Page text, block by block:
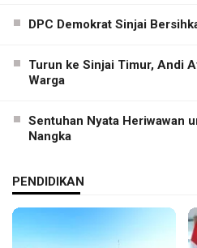
DPC Demokrat Sinjai
Turun ke Sinjai Timur, Andi
Warga
Sentuhan Nyata Heriwawan
Nangka
PENDIDIKAN